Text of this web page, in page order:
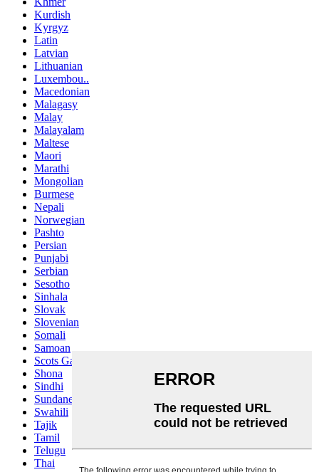
Kurdish
Kyrgyz
Latin
Latvian
Lithuanian
Luxembou..
Macedonian
Malagasy
Malay
Malayalam
Maltese
Maori
Marathi
Mongolian
Burmese
Nepali
Norwegian
Pashto
Persian
Punjabi
Serbian
Sesotho
Sinhala
Slovak
Slovenian
Somali
Samoan
Scots Gaelic
Shona
Sindhi
Sundanese
Swahili
Tajik
Tamil
Telugu
Thai